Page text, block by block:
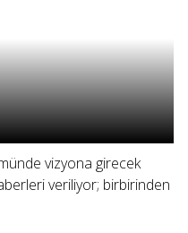
vizyona girecek
veriliyor; birbirinden